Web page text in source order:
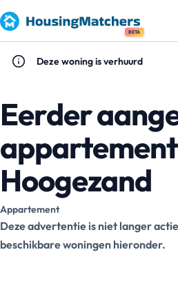
BETA
Deze woning is verhuurd
Eerder
Hoogezand
Appartement
Deze advertentie is niet langer
beschikbare woningen hieronder.